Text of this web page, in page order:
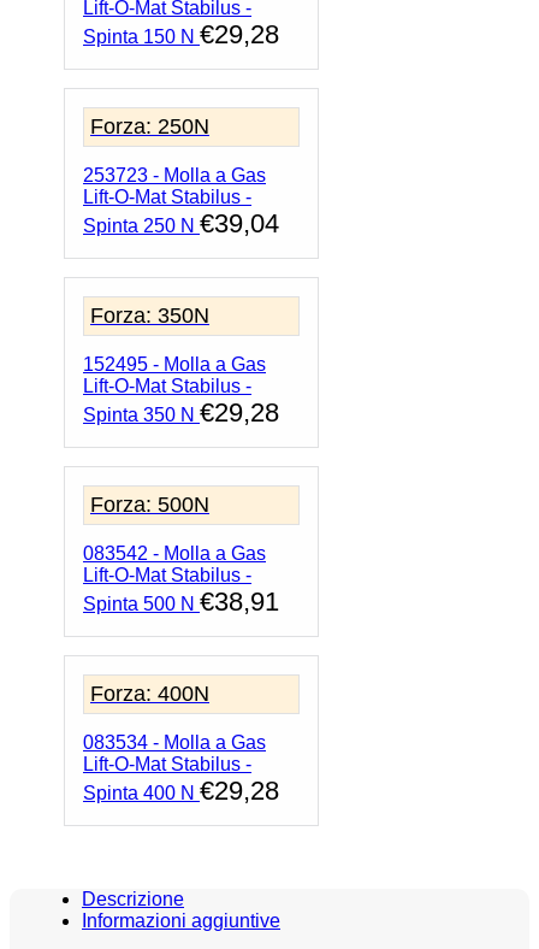
Lift-O-Mat Stabilus -
Spinta 150 N €29,28
Forza: 250N
253723 - Molla a Gas
Lift-O-Mat Stabilus -
Spinta 250 N €39,04
Forza: 350N
152495 - Molla a Gas
Lift-O-Mat Stabilus -
Spinta 350 N €29,28
Forza: 500N
083542 - Molla a Gas
Lift-O-Mat Stabilus -
Spinta 500 N €38,91
Forza: 400N
083534 - Molla a Gas
Lift-O-Mat Stabilus -
Spinta 400 N €29,28
Descrizione
Informazioni aggiuntive